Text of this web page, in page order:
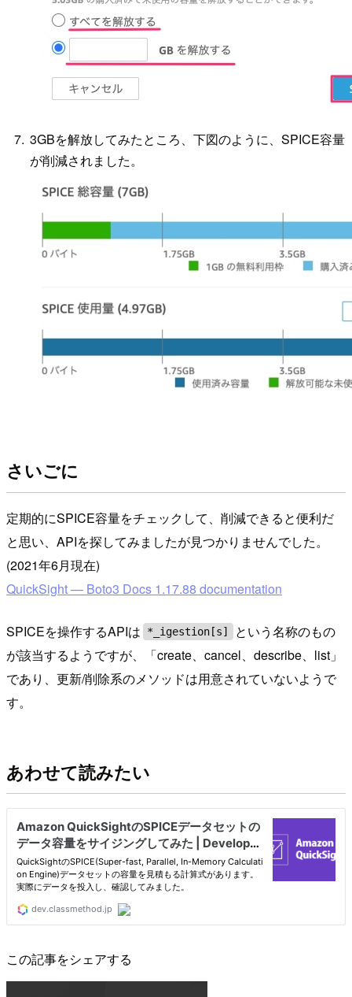
3GBを解放してみたところ、下図のように、SPICE容量
が削減されました。
さいごに
定期的にSPICE容量をチェックして、削減できると便利だ
と思い、APIを探してみましたが見つかりませんでした。
(2021年6月現在)
QuickSight — Boto3 Docs 1.17.88 documentation
SPICEを操作するAPIは *_igestion[s]
という名称のもの
が該当するようですが、「create、cancel、describe、list」
であり、更新/削除系のメソッドは用意されていないようで
す。
あわせて読みたい
この記事をシェアする